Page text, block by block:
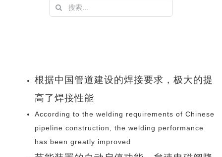
搜
索：
根据中国管道建设的焊接要求，极大的提
高了焊接性能
According to the welding requirements of Chinese
pipeline construction, the welding performance
has been greatly improved